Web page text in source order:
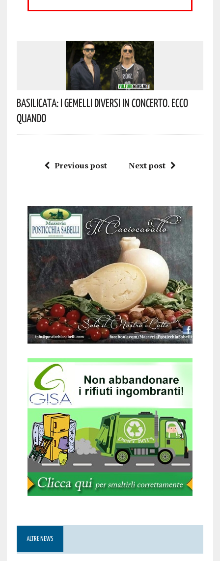
Basilicata: I Gemelli DiVersi In Concerto. Ecco
Quando
Previous post Next post
ALTRE NEWS